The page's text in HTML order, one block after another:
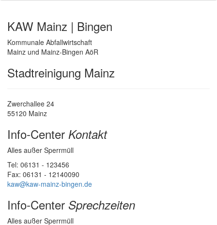
KAW Mainz | Bingen
Kommunale Abfallwirtschaft
Mainz und Mainz-Bingen AöR
Stadtreinigung Mainz
Zwerchallee 24
55120 Mainz
Info-Center Kontakt
Alles außer Sperrmüll
Tel: 06131 - 123456
Fax: 06131 - 12140090
kaw@kaw-mainz-bingen.de
Info-Center Sprechzeiten
Alles außer Sperrmüll